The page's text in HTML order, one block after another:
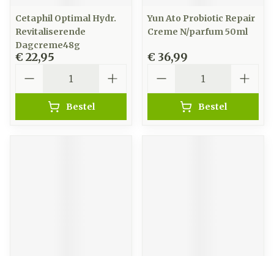
Cetaphil Optimal Hydr.
Revitaliserende
Dagcreme48g
€ 22,95
Bestel
Yun Ato Probiotic Repair
Creme N/parfum 50ml
€ 36,99
Bestel